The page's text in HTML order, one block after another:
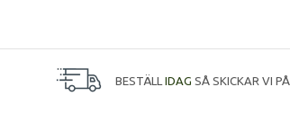
BESTÄLL IDAG SÅ SKICKAR VI PÅ